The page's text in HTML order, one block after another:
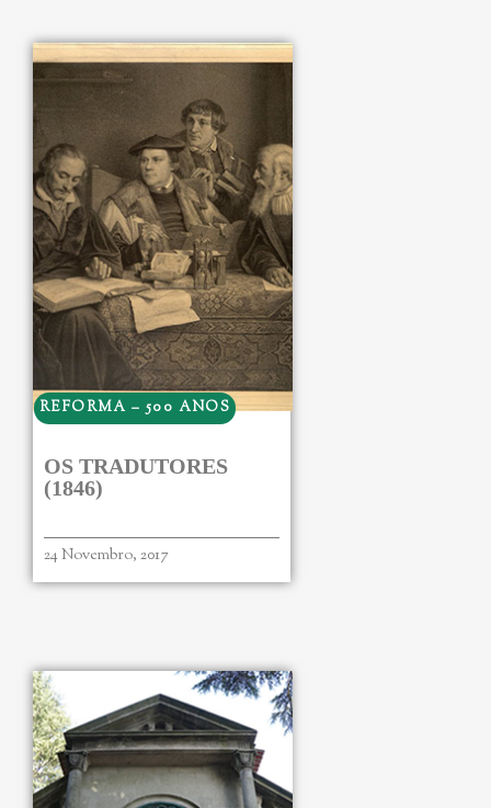
REFORMA – 500 ANOS
OS TRADUTORES
(1846)
24 Novembro, 2017